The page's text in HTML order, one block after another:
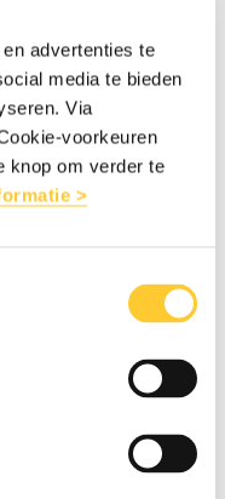
advertenties te
media te bieden
Via
voorkeuren
knop om verder te
>
Conflict dreigt
zijn en
een
een